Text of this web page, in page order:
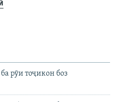
рӯи тоҷикон боз